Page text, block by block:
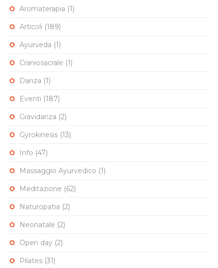
Aromaterapia (1)
Articoli (189)
Ayurveda (1)
Craniosacrale (1)
Danza (1)
Eventi (187)
Gravidanza (2)
Gyrokinesis (13)
Info (47)
Massaggio Ayurvedico (1)
Meditazione (62)
Naturopatia (2)
Neonatale (2)
Open day (2)
Pilates (31)